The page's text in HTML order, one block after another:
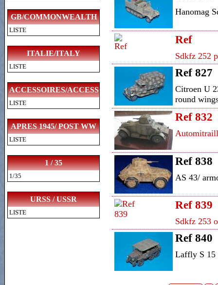
GB/COMMONWEALTH
LISTE
ITALIE/ITALY
LISTE
ACCESSOIRES/ACCESSORIES
LISTE
APRES 1945/ POST WW
LISTE
1 / 35
1/35
URSS / USSR
LISTE
Hanomag
Ref
Sdkfz 252
Ref 827
Citroen U
round
Ref 832
Ref 838
AS 43/
Ref 839
Sdkfz 253
Ref 840
Laffly S 15